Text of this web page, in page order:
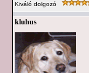
Kiváló dolgozó
kluhus